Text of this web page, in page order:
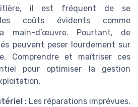
il est fréquent de se
coûts évidents comme
main-d’œuvre. Pourtant, de
peuvent peser lourdement sur
Comprendre et maîtriser ces
pour optimiser la gestion
: Les réparations imprévues,